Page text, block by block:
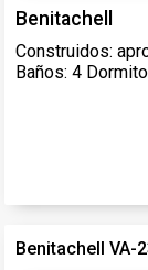
Benitachell
Construidos:
Baños: 4
Benitachell VA-